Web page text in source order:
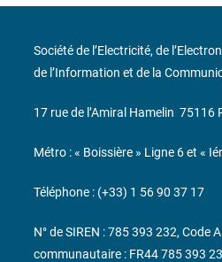
Société de l’Electricité, de
de l’Information et de la
17 rue de l’Amiral Hamelin 75116
Métro : « Boissière » Ligne 6 et «
Téléphone : (+33) 1 56 90 37 17
N° de SIREN : 785 393 232, Code
communautaire : FR44 785 393